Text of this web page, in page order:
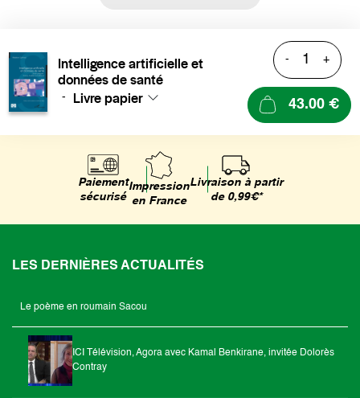
Intelligence artificielle et
données de santé
- Livre papier
- +
43.00 €
Paiement
sécurisé
Impression
en France
Livraison à partir
de 0,99€*
LES DERNIÈRES ACTUALITÉS
Le poème en roumain Sacou
ICI Télévision, Agora avec Kamal Benkirane, invitée Dolorès
Contray